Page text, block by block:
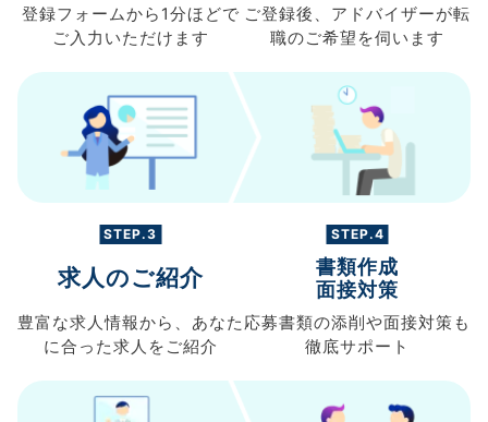
登録フォームから 1分ほどで
ご入力 いただけます
ご登録後、 アドバイザーが転
職のご希望を伺います
STEP.3
求人のご紹介
豊富な求人情報から、 あなた
に合った求人を ご紹介
STEP.4
書類作成
面接対策
応募書類の添削や面接対策も
徹底サポート